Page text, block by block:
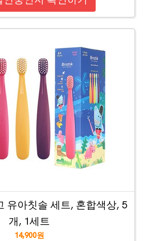
유아칫솔 세트, 혼합색상, 5
개, 1세트
14,900원